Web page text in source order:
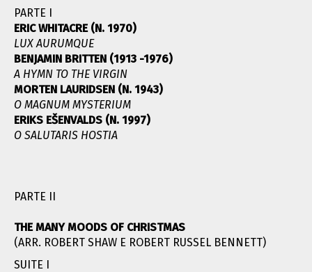
PARTE I
ERIC WHITACRE (N. 1970)
LUX AURUMQUE
BENJAMIN BRITTEN (1913 -1976)
A HYMN TO THE VIRGIN
MORTEN LAURIDSEN (N. 1943)
O MAGNUM MYSTERIUM
ERIKS EŠENVALDS (N. 1997)
O SALUTARIS HOSTIA
PARTE II
THE MANY MOODS OF CHRISTMAS
(ARR. ROBERT SHAW E ROBERT RUSSEL BENNETT)
SUITE I